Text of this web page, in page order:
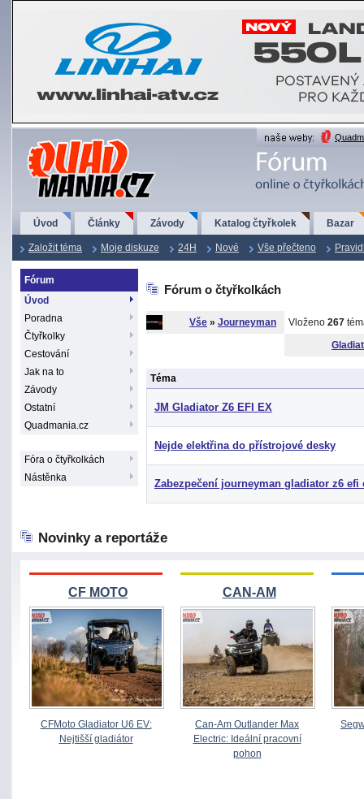
QuadMania.cz
Úvod Články Závody Katalog čtyřkolek Bazar
Založit téma Moje diskuze 24H Nové Vše přečteno
Fórum
Úvod
Poradna
Čtyřkolky
Cestování
Jak na to
Závody
Ostatní
Quadmania.cz
Fóra o čtyřkolkách
Nástěnka
Fórum o čtyřkolkách
Vše » Journeyman Vloženo 267
Téma
JM Gladiator Z6 EFI EX
Nejde elektřina do přístrojové desky
Zabezpečení journeyman gladiator z6 efi
Novinky a reportáže
CF MOTO
CFMoto Gladiator U6 EV:
Nejtišší gladiátor
CAN-AM
Can-Am Outlander Max
Electric: Ideální pracovní
pohon